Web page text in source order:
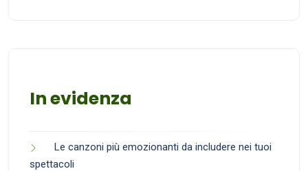
In evidenza
Le canzoni più emozionanti da includere nei tuoi
spettacoli